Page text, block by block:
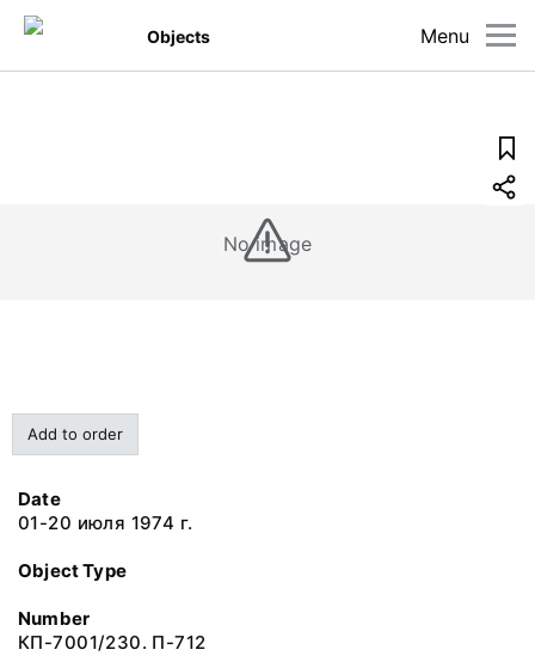
Menu
Objects
No image
Add to order
Date
01-20 июля 1974 г.
Object Type
Number
КП-7001/230. П-712